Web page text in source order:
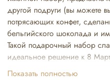
другой подруги (вы можете
потрясающих конфет,
бельгийского шоколада и
Такой подарочный набор
идеальное решение к 8
если вы хотите порадовать
Показать полностью